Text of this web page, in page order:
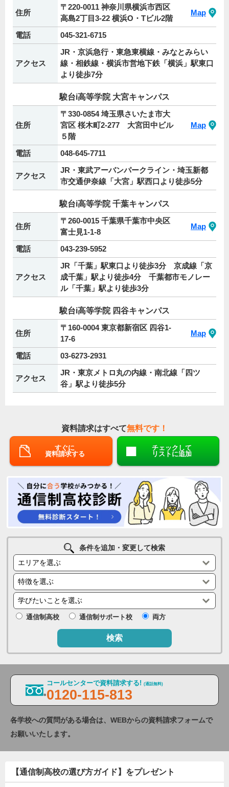
住所
〒220-0011 神奈川県横浜市西区
高島2丁目3-22 横浜O・Tビル2階
Map
電話 045-321-6715
アクセス
JR・京浜急行・東急東横線・みなとみらい
線・相鉄線・横浜市営地下鉄「横浜」駅東口
より徒歩7分
駿台i高等学院 大宮キャンパス
住所
〒330-0854 埼玉県さいたま市大
宮区 桜木町2-277 大宮田中ビル
５階
Map
電話 048-645-7711
アクセス
JR・東武アーバンパークライン・埼玉新都
市交通伊奈線「大宮」駅西口より徒歩5分
駿台i高等学院 千葉キャンパス
住所
〒260-0015 千葉県千葉市中央区
富士見1-1-8
Map
電話 043-239-5952
アクセス
JR「千葉」駅東口より徒歩3分 京成線「京
成千葉」駅より徒歩4分 千葉都市モノレー
ル「千葉」駅より徒歩3分
駿台i高等学院 四谷キャンパス
住所
〒160-0004 東京都新宿区 四谷1-
17-6
Map
電話 03-6273-2931
アクセス
JR・東京メトロ丸の内線・南北線「四ツ
谷」駅より徒歩5分
資料請求はすべて無料です！
すぐに
資料請求する
チェックして
リストに追加
条件を追加・変更して検索
通信制高校 通信制サポート校 両方
検索
コールセンターで資料請求する! (通話無料)
0120-115-813
各学校への質問がある場合は、WEBからの資料請求フォームで
お願いいたします。
【通信制高校の選び方ガイド】をプレゼント